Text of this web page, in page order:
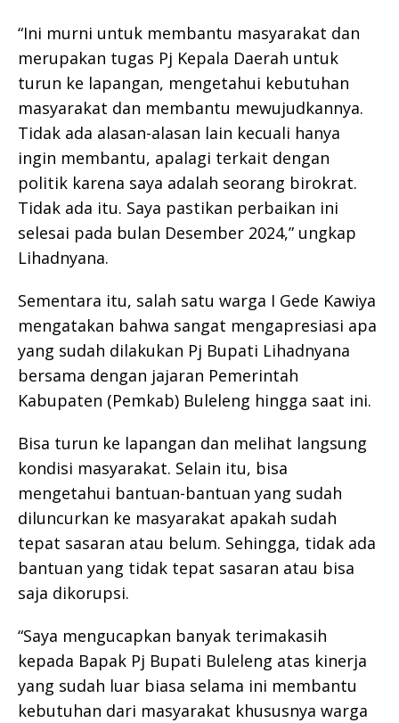
“Ini murni untuk membantu masyarakat dan
merupakan tugas Pj Kepala Daerah untuk
turun ke lapangan, mengetahui kebutuhan
masyarakat dan membantu mewujudkannya.
Tidak ada alasan-alasan lain kecuali hanya
ingin membantu, apalagi terkait dengan
politik karena saya adalah seorang birokrat.
Tidak ada itu. Saya pastikan perbaikan ini
selesai pada bulan Desember 2024,” ungkap
Lihadnyana.
Sementara itu, salah satu warga I Gede Kawiya
mengatakan bahwa sangat mengapresiasi apa
yang sudah dilakukan Pj Bupati Lihadnyana
bersama dengan jajaran Pemerintah
Kabupaten (Pemkab) Buleleng hingga saat ini.
Bisa turun ke lapangan dan melihat langsung
kondisi masyarakat. Selain itu, bisa
mengetahui bantuan-bantuan yang sudah
diluncurkan ke masyarakat apakah sudah
tepat sasaran atau belum. Sehingga, tidak ada
bantuan yang tidak tepat sasaran atau bisa
saja dikorupsi.
“Saya mengucapkan banyak terimakasih
kepada Bapak Pj Bupati Buleleng atas kinerja
yang sudah luar biasa selama ini membantu
kebutuhan dari masyarakat khususnya warga